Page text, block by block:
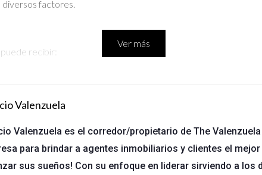
factores.
recibir:
una tarifa fija por sus servicios, independientemente del
una comisión del 6%. Esto significaría que ganarías $18,000 al
o con tu agencia, esa cifra puede reducirse
Ver más
Valenzuela
Valenzuela es el corredor/propietario de The Valenzuela
para brindar a agentes inmobiliarios y clientes el
sus sueños! Con su enfoque en liderar sirviendo a los